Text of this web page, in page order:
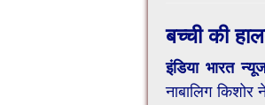
बच्ची की
इंडिया भारत
नाबालिग